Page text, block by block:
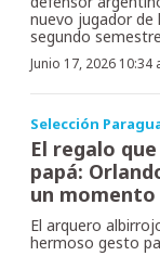
nuevo jugador de
segundo
Junio 17, 2026 10:34
Selección
El regalo
papá:
un
El arquero
hermoso gesto